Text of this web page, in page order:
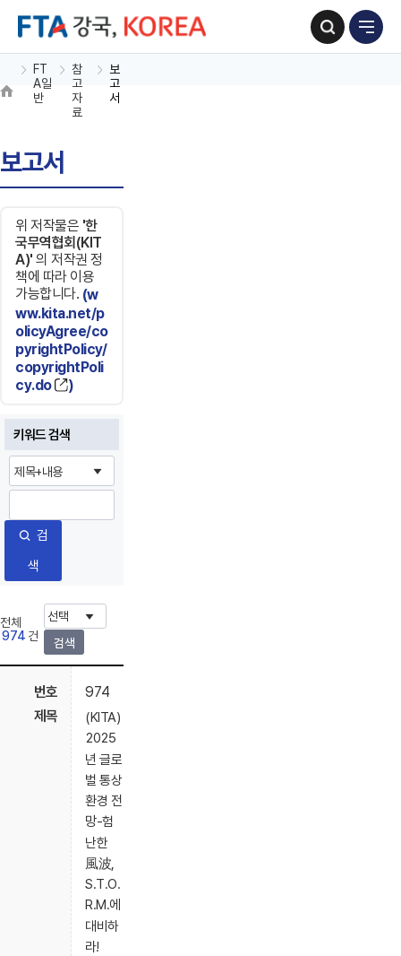
FT
A일
반
참
고
자
료
보
고
서
보고서
위 저작물은 '한
국무역협회(KIT
A)' 의 저작권 정
책에 따라 이용
가능합니다. (w
ww.kita.net/p
olicyAgree/co
pyrightPolicy/
copyrightPoli
cy.do
)
키워드 검색
검
색
전체
974 건 검색
974
(KITA)
2025
년 글로
벌 통상
환경 전
망-험
난한
風波,
S.T.O.
R.M.에
대비하
라!